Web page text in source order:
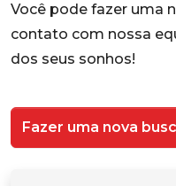
Você pode fazer uma
contato com nossa
dos seus sonhos!
Fazer uma nova